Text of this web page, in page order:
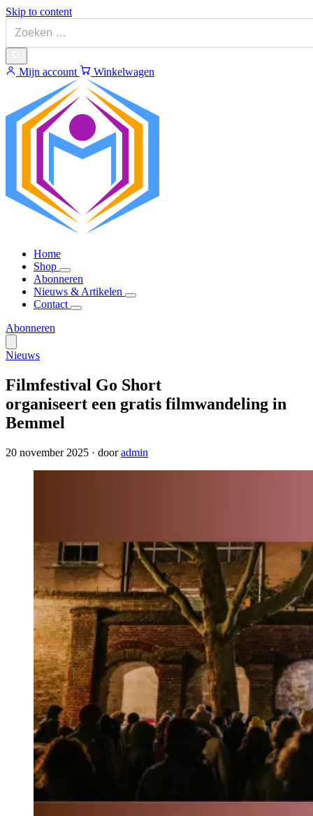
Skip to content
Mijn account Winkelwagen
Home
Shop
Abonneren
Nieuws & Artikelen
Contact
Abonneren
Nieuws
Filmfestival Go Short
organiseert een gratis filmwandeling in
Bemmel
20 november 2025 · dooradmin